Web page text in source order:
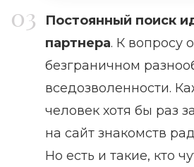
Постоянный поиск
партнера. К вопросу о
безграничном
вседозволенности.
человек хотя бы раз
на сайт знакомств
Но есть и такие, кто